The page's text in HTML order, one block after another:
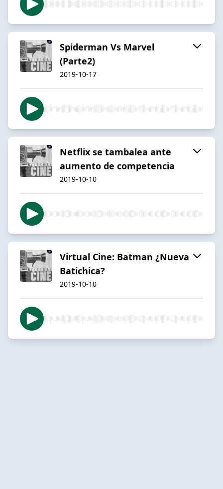
Spiderman Vs Marvel
(Parte2)
2019-10-17
Netflix se tambalea ante
aumento de competencia
2019-10-10
Virtual Cine: Batman ¿Nueva
Batichica?
2019-10-10